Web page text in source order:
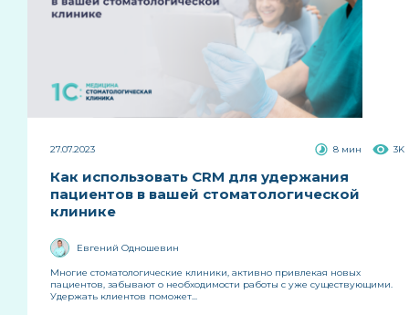
27.07.2023 8 мин 3K
Как использовать CRM для удержания
пациентов в вашей стоматологической
клинике
Евгений Одношевин
Многие стоматологические клиники, активно привлекая новых
пациентов, забывают о необходимости работы с уже существующими.
Удержать клиентов поможет...